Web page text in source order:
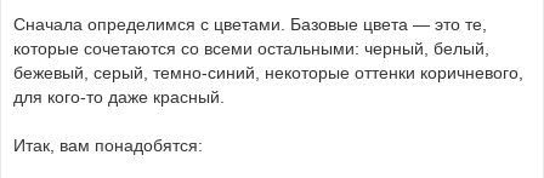
Сначала определимся с цветами. Базовые цвета — это те,
которые сочетаются со всеми остальными: черный, белый,
бежевый, серый, темно-синий, некоторые оттенки коричневого,
для кого-то даже красный.
Итак, вам понадобятся: